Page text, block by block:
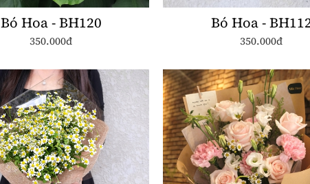
Bó Hoa - BH120
350.000đ
Bó Hoa -
350.000đ